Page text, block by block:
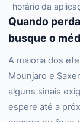
horário da
Quando
busque o
A maioria dos
Mounjaro e
alguns sinais
espere até a